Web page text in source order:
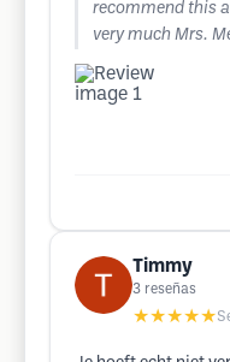
recommend this
very much Mrs.
Timmy
3 reseñas
★★★★★